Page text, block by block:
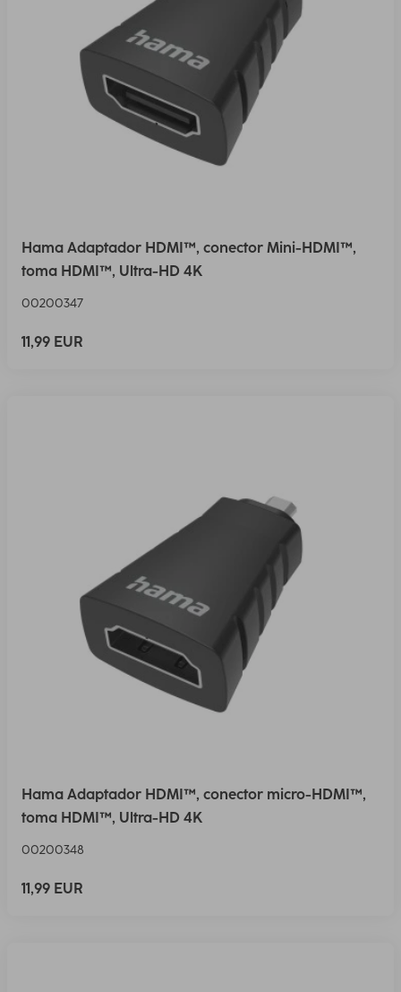
Hama Adaptador HDMI™, conector Mini-HDMI™,
toma HDMI™, Ultra-HD 4K
00200347
11,99 EUR
Hama Adaptador HDMI™, conector micro-HDMI™,
toma HDMI™, Ultra-HD 4K
00200348
11,99 EUR